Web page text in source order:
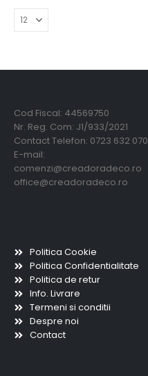
Cod Fiscal: 44569750
Nr. Reg. Com: J1/933/2021
Contact Telefon: 0723 632 070
E-mail:
comenzi@creadoradeco.ro
office@creadoradeco.ro
Politica Cookie
Politica Confidentialitate
Politica de retur
Info. Livrare
Termeni si conditii
Despre noi
Contact